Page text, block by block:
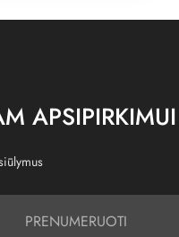
APSIPIRKIMUI
PRENUMERUOTI